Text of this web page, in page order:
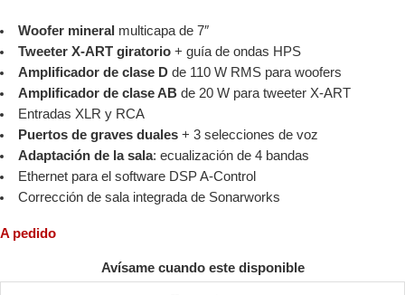
Woofer mineral multicapa de 7″
Tweeter X-ART giratorio+ guía de ondas HPS
Amplificador de clase Dde 110 W RMS para woofers
Amplificador de clase ABde 20 W para tweeter X-ART
Entradas XLR y RCA
Puertos de graves duales+ 3 selecciones de voz
Adaptación de la sala: ecualización de 4 bandas
Ethernet para el software DSP A-Control
Corrección de sala integrada de Sonarworks
A pedido
Avísame cuando este disponible